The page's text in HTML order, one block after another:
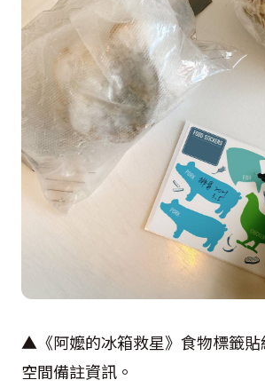
▲《阿嬤的冰箱救星》食物標籤貼
空間備註資訊。